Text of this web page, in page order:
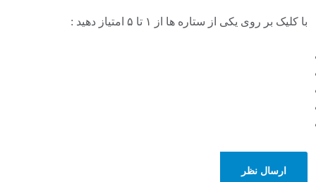
با کلیک بر روی یکی از ستاره ها از ۱ تا ۵ امتیاز دهید :
ارسال نظر